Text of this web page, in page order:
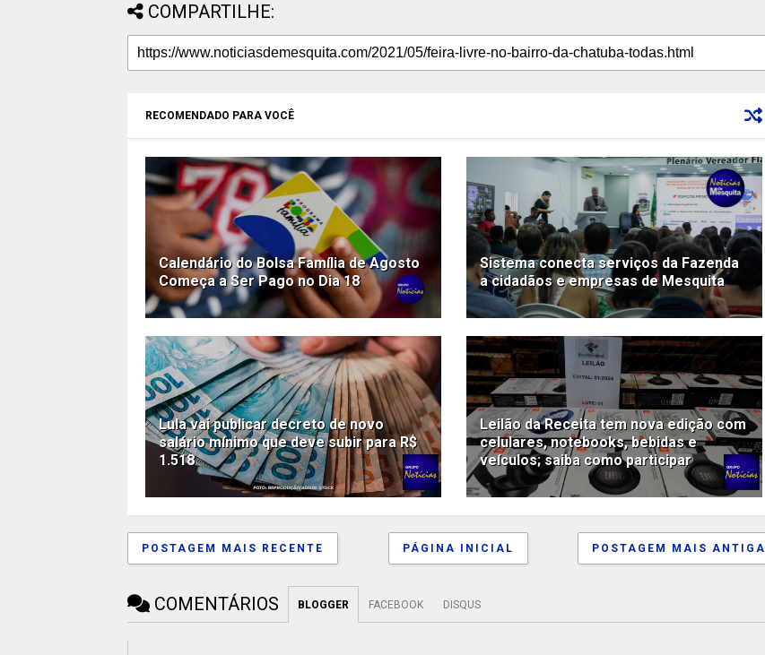
COMPARTILHE:
RECOMENDADO PARA VOCÊ
Calendário do Bolsa Família de Agosto
Começa a Ser Pago no Dia 18
Sistema conecta serviços da Fazenda
a cidadãos e empresas de Mesquita
Lula vai publicar decreto de novo
salário mínimo que deve subir para R$
1.518
Leilão da Receita tem nova edição com
celulares, notebooks, bebidas e
veículos; saiba como participar
POSTAGEM MAIS RECENTE POSTAGEM MAIS ANTIGA
PÁGINA INICIAL
COMENTÁRIOS BLOGGER FACEBOOK DISQUS